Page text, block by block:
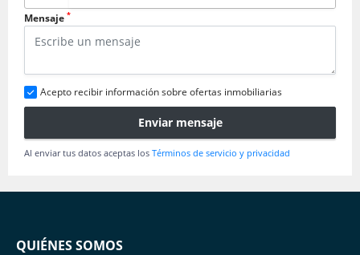
Mensaje *
Acepto recibir información sobre ofertas inmobiliarias
Enviar mensaje
Al enviar tus datos aceptas los Términos de servicio y privacidad
QUIÉNES SOMOS